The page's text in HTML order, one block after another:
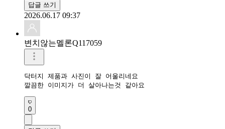
답글 쓰기
2026.06.17 09:37
변치않는멜론Q117059
닥터지 제품과 사진이 잘 어울리네요
깔끔한 이미지가 더 살아나는것 같아요
0